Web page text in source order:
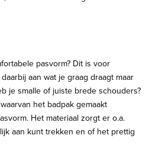
pasvorm? Dit is voor
aan wat je graag draagt maar
je smalle of juiste brede schouders?
het badpak gemaakt
Het materiaal zorgt er o.a.
aan kunt trekken en of het prettig